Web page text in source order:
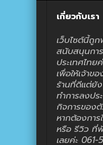
เกี่ยวกับเรา
เว็บไซต์นี้ถู
สนับสนุนกา
ประเทศไท
เพื่อให้เจ้าข
ร้านที่ดีแต่ยั
ทำการลงปร
กิจการของ
หากต้องกา
หรือ รีวิว ที่
เลยค่ะ